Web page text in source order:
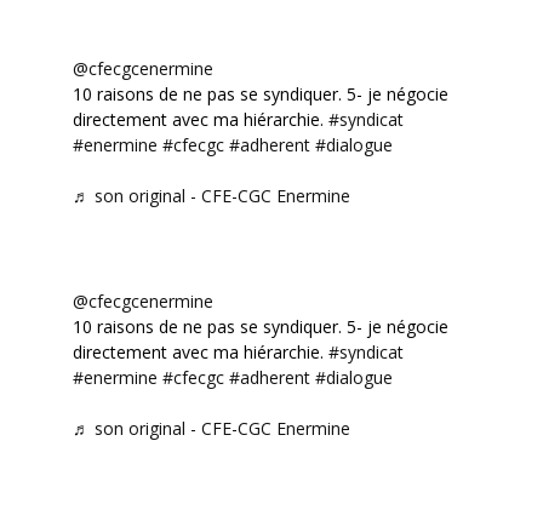
@cfecgcenermine
10 raisons de ne pas se syndiquer. 5- je négocie
directement avec ma hiérarchie. #syndicat
#enermine #cfecgc #adherent #dialogue
♬ son original - CFE-CGC Enermine
@cfecgcenermine
10 raisons de ne pas se syndiquer. 5- je négocie
directement avec ma hiérarchie. #syndicat
#enermine #cfecgc #adherent #dialogue
♬ son original - CFE-CGC Enermine